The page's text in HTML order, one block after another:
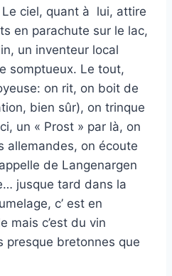
ciel, quant à lui, attire
en parachute sur le lac,
un inventeur local
somptueux. Le tout,
on rit, on boit de
bien sûr), on trinque
un « Prost » par là, on
allemandes, on écoute
de Langenargen
jusque tard dans la
c’ est en
mais c’est du vin
presque bretonnes que